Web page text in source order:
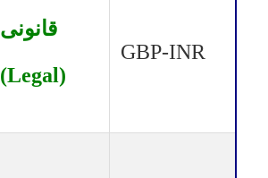
GBP-INR
قانونی
(Legal)